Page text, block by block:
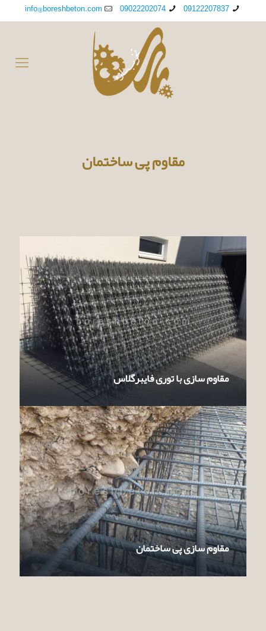
09122207837
09022202074
info@boreshbeton.com
مقاوم پی ساختمان
مقاوم سازی با توری فایبرگلاس
مقاوم سازی پی ساختمان